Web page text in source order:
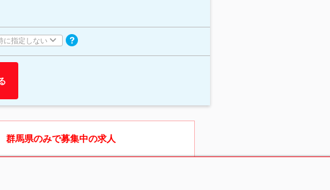
に指定しない
群馬県のみで募集中の求人